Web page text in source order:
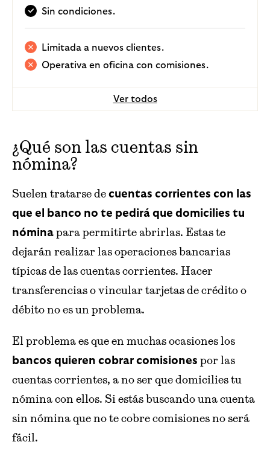
Sin condiciones.
Limitada a nuevos clientes.
Operativa en oficina con comisiones.
Ver todos
¿Qué son las cuentas sin
nómina?
Suelen tratarse de cuentas corrientes con las
que el banco no te pedirá que domicilies tu
nómina para permitirte abrirlas. Estas te
dejarán realizar las operaciones bancarias
típicas de las cuentas corrientes. Hacer
transferencias o vincular tarjetas de crédito o
débito no es un problema.
El problema es que en muchas ocasiones los
bancos quieren cobrar comisiones por las
cuentas corrientes, a no ser que domicilies tu
nómina con ellos. Si estás buscando una cuenta
sin nómina que no te cobre comisiones no será
fácil.